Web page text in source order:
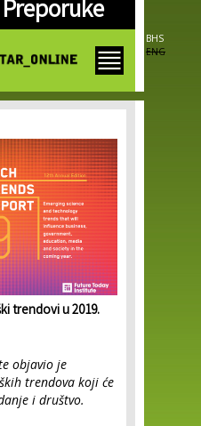
Preporuke
BHS
ENG
trendovi u 2019.
objavio je
trendova koji će
i društvo.